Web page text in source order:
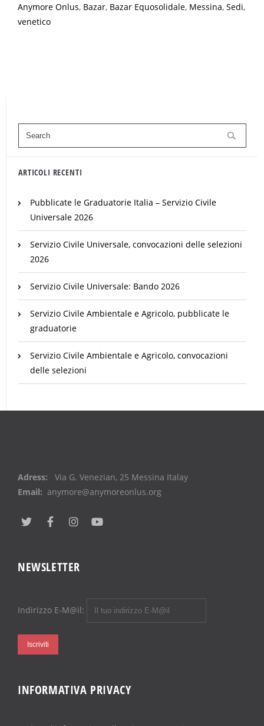
Anymore Onlus, Bazar, Bazar Equosolidale, Messina, Sedi,
venetico
ARTICOLI RECENTI
Pubblicate le Graduatorie Italia – Servizio Civile
Universale 2026
Servizio Civile Universale, convocazioni delle selezioni
2026
Servizio Civile Universale: Bando 2026
Servizio Civile Ambientale e Agricolo, pubblicate le
graduatorie
Servizio Civile Ambientale e Agricolo, convocazioni
delle selezioni
Adress: Via G. Venezian, 25 Messina Italay
Email: anymore@anymoreonlus.org
NEWSLETTER
Indirizzo E-M@il:
INFORMATIVA PRIVACY